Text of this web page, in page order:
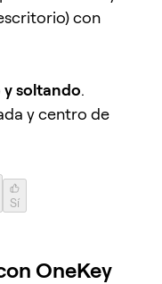
con
soltando.
y centro de
Sí
OneKey